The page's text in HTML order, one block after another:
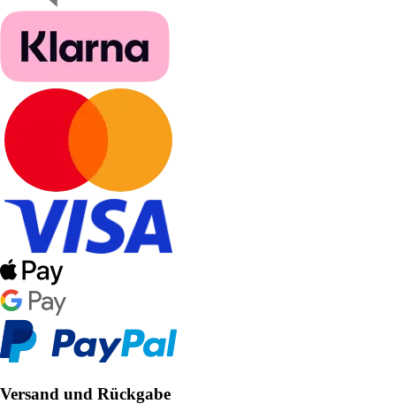
Versand und Rückgabe